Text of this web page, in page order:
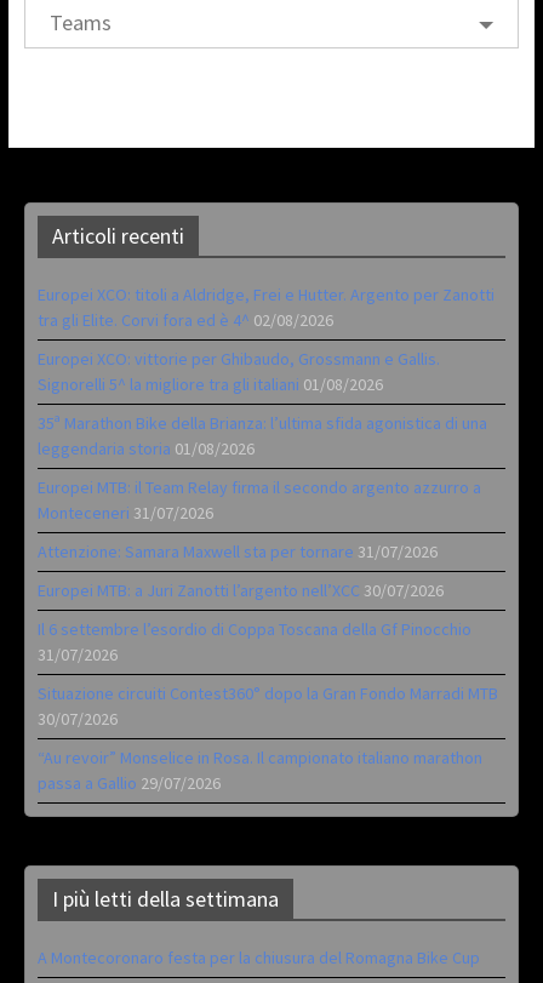
Teams
Articoli recenti
Europei XCO: titoli a Aldridge, Frei e Hutter. Argento per Zanotti
tra gli Elite. Corvi fora ed è 4^ 02/08/2026
Europei XCO: vittorie per Ghibaudo, Grossmann e Gallis.
Signorelli 5^ la migliore tra gli italiani 01/08/2026
35ª Marathon Bike della Brianza: l’ultima sfida agonistica di una
leggendaria storia 01/08/2026
Europei MTB: il Team Relay firma il secondo argento azzurro a
Monteceneri 31/07/2026
Attenzione: Samara Maxwell sta per tornare 31/07/2026
Europei MTB: a Juri Zanotti l’argento nell’XCC 30/07/2026
Il 6 settembre l’esordio di Coppa Toscana della Gf Pinocchio
31/07/2026
Situazione circuiti Contest360° dopo la Gran Fondo Marradi MTB
30/07/2026
“Au revoir” Monselice in Rosa. Il campionato italiano marathon
passa a Gallio 29/07/2026
I più letti della settimana
A Montecoronaro festa per la chiusura del Romagna Bike Cup